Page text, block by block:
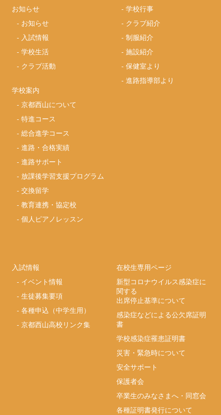
お知らせ
- お知らせ
- 入試情報
-学校生活
- クラブ活動
学校案内
-京都西山について
-特進コース
-総合進学コース
-進路・合格実績
-進路サポート
- 放課後学習支援プログラム
-交換留学
-教育連携・協定校
-個人ピアノレッスン
-学校行事
- クラブ紹介
-制服紹介
-施設紹介
-保健室より
-進路指導部より
入試情報
- イベント情報
-生徒募集要項
-各種申込（中学生用）
-京都西山高校リンク集
在校生専用ページ
新型コロナウイルス感染症に
関する
出席停止基準について
感染症などによる公欠席証明
書
学校感染症罹患証明書
災害・緊急時について
安全サポート
保護者会
卒業生のみなさまへ・同窓会
各種証明書発行について